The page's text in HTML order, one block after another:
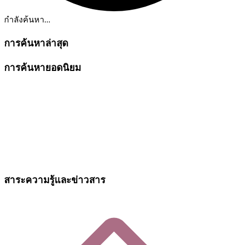
กำลังค้นหา...
การค้นหาล่าสุด
การค้นหายอดนิยม
สาระความรู้และข่าวสาร